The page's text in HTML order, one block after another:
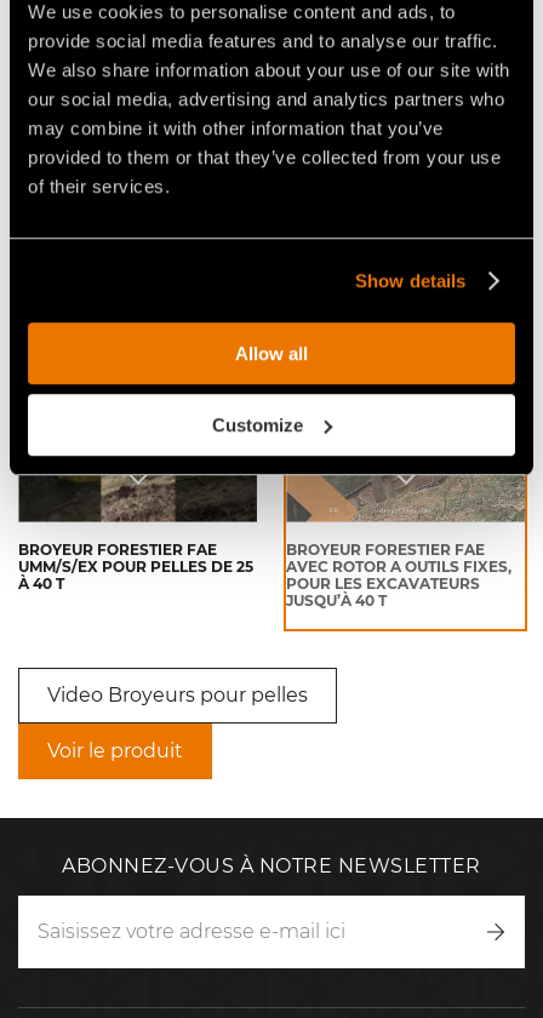
We use cookies to personalise content and ads, to
provide social media features and to analyse our traffic.
We also share information about your use of our site with
our social media, advertising and analytics partners who
may combine it with other information that you’ve
provided to them or that they’ve collected from your use
of their services.
Show details
Allow all
Customize
être équipé des outils C/3, C/3/HD, BL ou K/3. Il est
disponible dans la largeurUMM/S/EX/VT/DT-150.
APPLICATIONS :
gestion des zones boisées et des forêts
entretien et protection des zones d'intérêt
Video Broyeurs pour pelles
BROYEUR FORESTIER FAE
UMM/S/EX POUR PELLES DE 25
À 40 T
BROYEUR FORESTIER FAE
AVEC ROTOR A OUTILS FIXES,
POUR LES EXCAVATEURS
JUSQU’À 40 T
Video Broyeurs pour pelles
Voir le produit
ABONNEZ-VOUS À NOTRE NEWSLETTER